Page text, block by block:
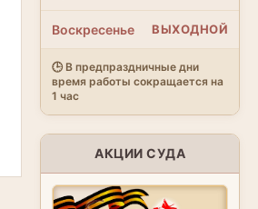
Воскресенье ВЫХОДНОЙ
🕒 В предпраздничные дни
время работы сокращается на
1 час
АКЦИИ СУДА